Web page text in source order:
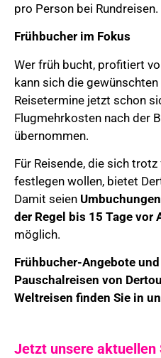
pro Person bei Rundreisen.
Frühbucher im Fokus
Wer früh bucht, profitiert
kann sich die
Reisetermine jetzt schon
Flugmehrkosten nach der
übernommen.
Für Reisende, die sich
festlegen wollen, bietet
Damit seien
der Regel bis 15 Tage vor
möglich.
Frühbucher-Angebote
Pauschalreisen von
Weltreisen finden Sie in
Jetzt unsere aktuellen